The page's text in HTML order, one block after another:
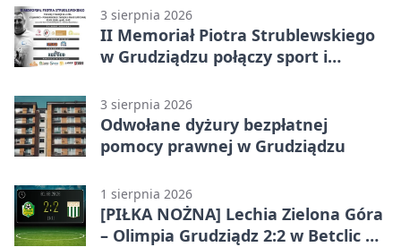
3 sierpnia 2026
II Memoriał Piotra Strublewskiego
w Grudziądzu połączy sport i
3 sierpnia 2026
Odwołane dyżury bezpłatnej
pomocy prawnej w Grudziądzu
1 sierpnia 2026
[PIŁKA NOŻNA] Lechia Zielona Góra
– Olimpia Grudziądz 2:2 w Betclic 2.